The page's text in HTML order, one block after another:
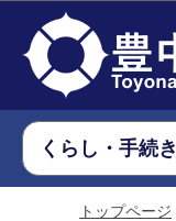
くらし・手続き
トップページ